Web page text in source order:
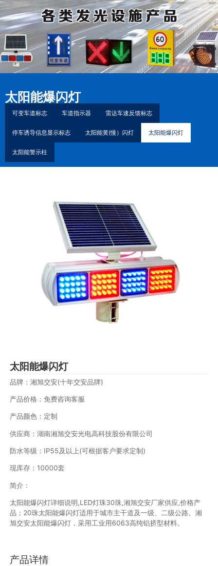
太阳能爆闪灯
可变车道标志 车道指示器 雷达车速反馈标志
停车诱导信息显示标志 太阳能黄(慢）闪灯 太阳能爆闪灯
太阳能警示柱
太阳能爆闪灯
品牌：湘旭交安(十年交安品牌)
产品价格：免费咨询客服
产品颜色：定制
供应商：湖南湘旭交安光电高科技股份有限公司
防水等级：IP55及以上(可根据客户要求定制)
现库存：10000套
简介：
太阳能爆闪灯详细说明,LED灯珠30珠,湘旭交安厂家供应,价格产
品；20珠太阳能爆闪灯适用于城市主干道及一级、二级公路。湘
旭交安太阳能爆闪灯，采用工业用6063高纯铝挤型材料。
产品详情